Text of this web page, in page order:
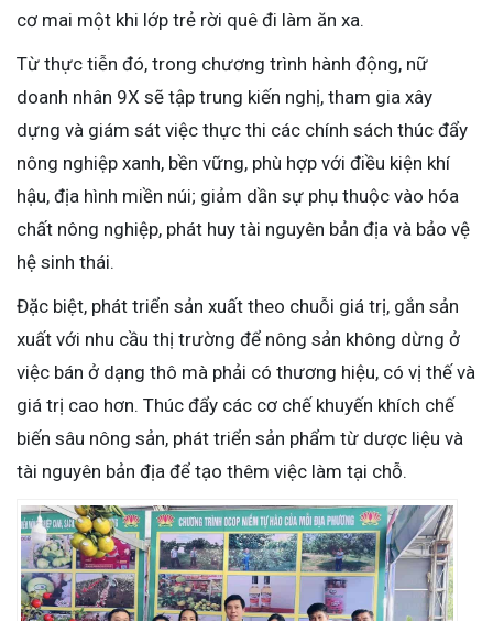
cơ mai một khi lớp trẻ rời quê đi làm ăn xa.
Từ thực tiễn đó, trong chương trình hành động, nữ
doanh nhân 9X sẽ tập trung kiến nghị, tham gia xây
dựng và giám sát việc thực thi các chính sách thúc đẩy
nông nghiệp xanh, bền vững, phù hợp với điều kiện khí
hậu, địa hình miền núi; giảm dần sự phụ thuộc vào hóa
chất nông nghiệp, phát huy tài nguyên bản địa và bảo vệ
hệ sinh thái.
Đặc biệt, phát triển sản xuất theo chuỗi giá trị, gắn sản
xuất với nhu cầu thị trường để nông sản không dừng ở
việc bán ở dạng thô mà phải có thương hiệu, có vị thế và
giá trị cao hơn. Thúc đẩy các cơ chế khuyến khích chế
biến sâu nông sản, phát triển sản phẩm từ dược liệu và
tài nguyên bản địa để tạo thêm việc làm tại chỗ.